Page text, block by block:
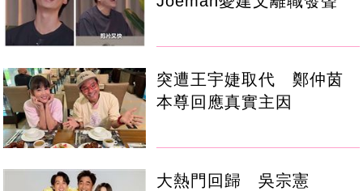
突遭王宇婕取代 鄭仲茵
本尊回應真實主因
大熱門回歸 吳宗憲